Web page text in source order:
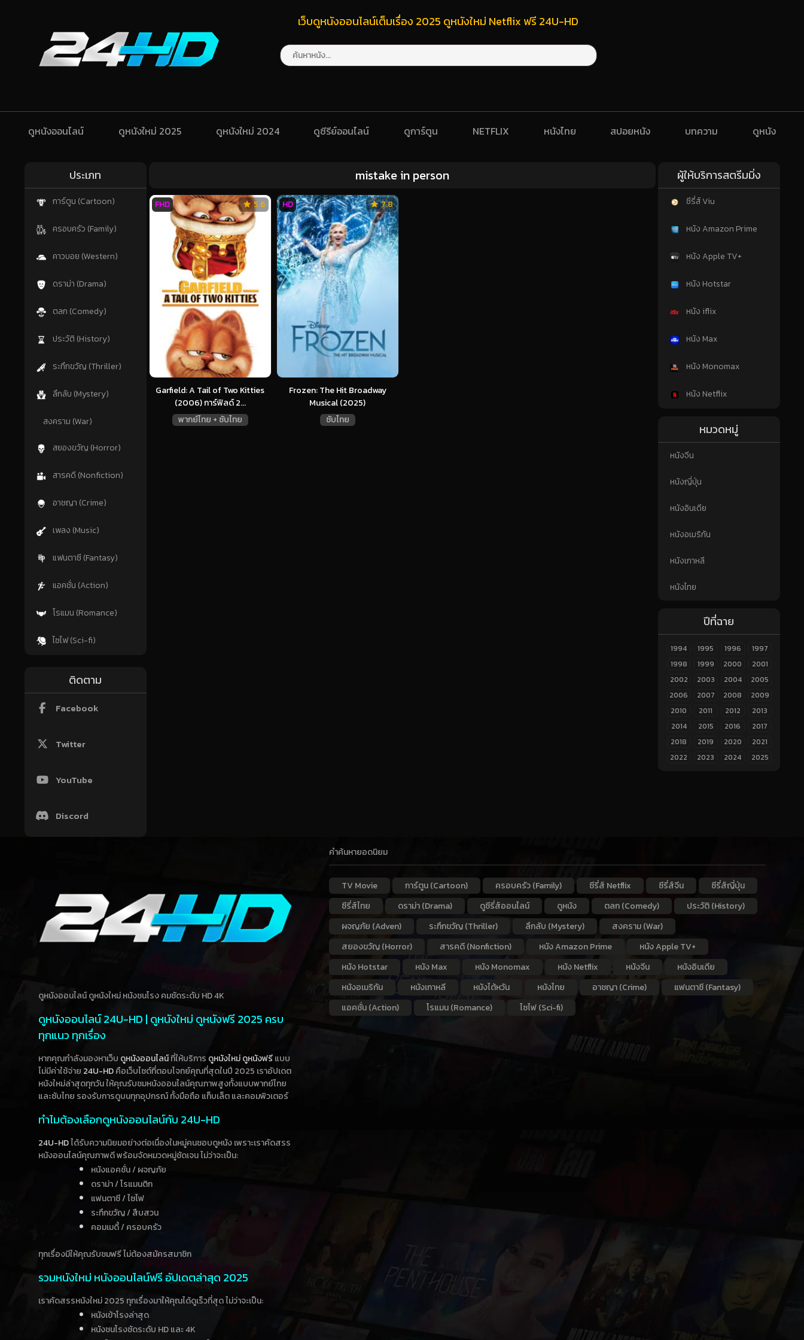
เว็บดูหนังออนไลน์เต็มเรื่อง 2025 ดูหนังใหม่ Netflix ฟรี 24U-HD
ดูหนังออนไลน์ ดูหนังใหม่ 2025 ดูหนังใหม่ 2024 ดูซีรีย์ออนไลน์ ดูการ์ตูน NETFLIX หนังไทย สปอยหนัง บทความ ดูหนัง
ประเภท
การ์ตูน (Cartoon)
ครอบครัว (Family)
คาวบอย (Western)
ดราม่า (Drama)
ตลก (Comedy)
ประวัติ (History)
ระทึกขวัญ (Thriller)
ลึกลับ (Mystery)
สงคราม (War)
สยองขวัญ (Horror)
สารคดี (Nonfiction)
อาชญา (Crime)
เพลง (Music)
แฟนตาซี (Fantasy)
แอคชั่น (Action)
โรแมน (Romance)
ไซไฟ (Sci-fi)
ติดตาม
Facebook
Twitter
YouTube
Discord
mistake in person
Garfield: A Tail of Two Kitties
(2006) การ์ฟิลด์ 2...
พากย์ไทย + ซับไทย
5.6
FHD
Frozen: The Hit Broadway
Musical (2025)
ซับไทย
7.8
HD
ผู้ให้บริการสตรีมมิ่ง
ซีรี่ส์ Viu
หนัง Amazon Prime
หนัง Apple TV+
หนัง Hotstar
หนัง iflix
หนัง Max
หนัง Monomax
หนัง Netflix
หมวดหมู่
หนังจีน
หนังญี่ปุ่น
หนังอินเดีย
หนังอเมริกัน
หนังเกาหลี
หนังไทย
ปีที่ฉาย
1994 1995 1996
1997
1998
1999 2000
2001
2002
2003 2004
2005
2006
2007 2008
2009
2010
2011 2012
2013
2014
2015 2016
2017
2018
2019 2020
2021
2022
2023 2024 2025
ดูหนังออนไลน์ ดูหนังใหม่ หนังชนโรง คมชัดระดับ HD 4K
ดูหนังออนไลน์ 24U-HD | ดูหนังใหม่ ดูหนังฟรี 2025 ครบ
ทุกแนว ทุกเรื่อง
หากคุณกำลังมองหาเว็บ ดูหนังออนไลน์ที่ให้บริการ ดูหนังใหม่ดูหนังฟรีแบบ
ไม่มีค่าใช้จ่าย 24U-HDคือเว็บไซต์ที่ตอบโจทย์คุณที่สุดในปี 2025 เราอัปเดต
หนังใหม่ล่าสุดทุกวัน ให้คุณรับชมหนังออนไลน์คุณภาพสูงทั้งแบบพากย์ไทย
และซับไทย รองรับการดูบนทุกอุปกรณ์ ทั้งมือถือ แท็บเล็ต และคอมพิวเตอร์
ทำไมต้องเลือกดูหนังออนไลน์กับ 24U-HD
24U-HDได้รับความนิยมอย่างต่อเนื่องในหมู่คนชอบดูหนัง เพราะเราคัดสรร
หนังออนไลน์คุณภาพดี พร้อมจัดหมวดหมู่ชัดเจน ไม่ว่าจะเป็น:
หนังแอคชั่น / ผจญภัย
ดราม่า / โรแมนติก
แฟนตาซี / ไซไฟ
ระทึกขวัญ / สืบสวน
คอมเมดี้ / ครอบครัว
ทุกเรื่องมีให้คุณรับชมฟรี ไม่ต้องสมัครสมาชิก
รวมหนังใหม่ หนังออนไลน์ฟรี อัปเดตล่าสุด 2025
เราคัดสรรหนังใหม่ 2025 ทุกเรื่องมาให้คุณได้ดูเร็วที่สุด ไม่ว่าจะเป็น:
หนังเข้าโรงล่าสุด
หนังชนโรงชัดระดับ HD และ 4K
คำค้นหายอดนิยม
TV Movie การ์ตูน (Cartoon) ครอบครัว (Family) ซีรี่ส์ Netflix ซีรี่ส์จีน
ซีรี่ส์ญี่ปุ่น
ซีรี่ส์ไทย
ดราม่า (Drama) ดูซีรี่ส์ออนไลน์ ดูหนัง ตลก (Comedy)
ประวัติ (History)
ผจญภัย (Adven)
ระทึกขวัญ (Thriller) ลึกลับ (Mystery)
สงคราม (War)
สยองขวัญ (Horror)
สารคดี (Nonfiction) หนัง Amazon Prime
หนัง Apple TV+
หนัง Hotstar
หนัง Max หนัง Monomax หนัง Netflix หนังจีน
หนังอินเดีย
หนังอเมริกัน
หนังเกาหลี หนังไต้หวัน หนังไทย อาชญา (Crime)
แฟนตาซี (Fantasy)
แอคชั่น (Action)
โรแมน (Romance) ไซไฟ (Sci-fi)